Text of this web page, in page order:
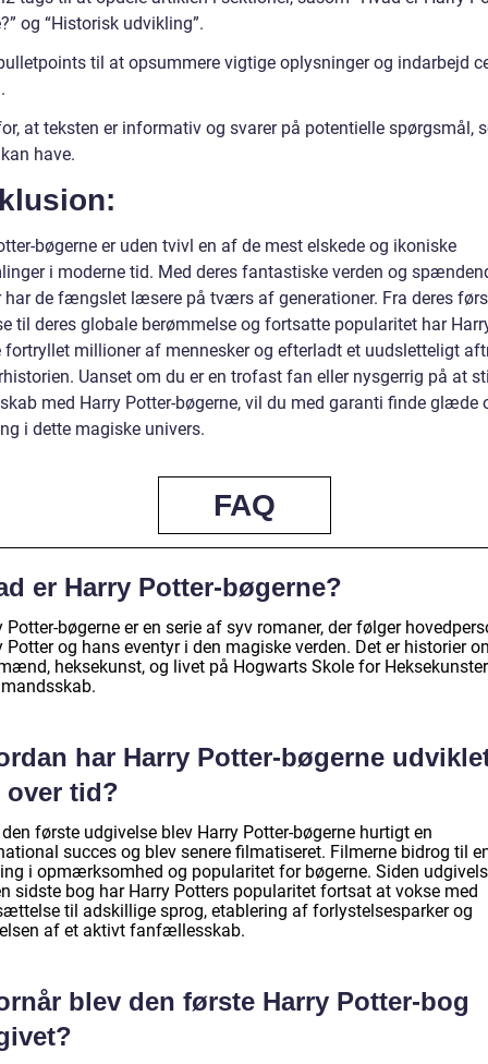
og “Historisk udvikling”.
til at opsummere vigtige oplysninger og indarbejd
at teksten er informativ og svarer på potentielle spørgsmål,
have.
bøgerne er uden tvivl en af de mest elskede og ikoniske
i moderne tid. Med deres fantastiske verden og
har de fængslet læsere på tværs af generationer. Fra deres
til deres globale berømmelse og fortsatte popularitet har
fortryllet millioner af mennesker og efterladt et uudsletteligt
Uanset om du er en trofast fan eller nysgerrig på at
med Harry Potter-bøgerne, vil du med garanti finde glæde
i dette magiske univers.
FAQ
er Harry Potter-bøgerne?
Potter-bøgerne er en serie af syv romaner, der følger
Potter og hans eventyr i den magiske verden. Det er historier
heksekunst, og livet på Hogwarts Skole for
har Harry Potter-bøgerne
over tid?
første udgivelse blev Harry Potter-bøgerne hurtigt en
succes og blev senere filmatiseret. Filmerne bidrog til
i opmærksomhed og popularitet for bøgerne. Siden
sidste bog har Harry Potters popularitet fortsat at vokse med
til adskillige sprog, etablering af forlystelsesparker og
af et aktivt fanfællesskab.
blev den første Harry Potter-bog